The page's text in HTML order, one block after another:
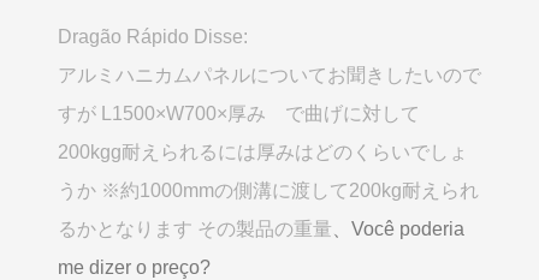
Dragão Rápido Disse:
アルミハニカムパネルについてお聞きしたいので
すが L1500×W700×厚み で曲げに対して
200kgg耐えられるには厚みはどのくらいでしょ
うか ※約1000mmの側溝に渡して200kg耐えられ
るかとなります その製品の重量、Você poderia
me dizer o preço?